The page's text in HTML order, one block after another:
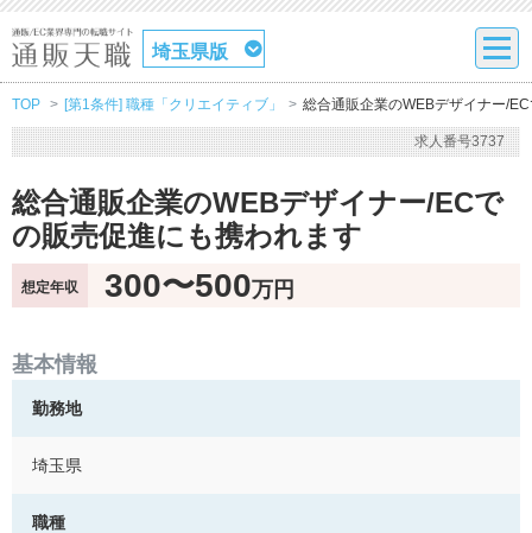
埼玉県版
TOP [第1条件] 職種「クリエイティブ」 総合通販企業のWEBデザイナー/
求人番号3737
総合通販企業のWEBデザイナー/ECで
の販売促進にも携われます
想定年収 300〜500万円
基本情報
勤務地
埼玉県
職種